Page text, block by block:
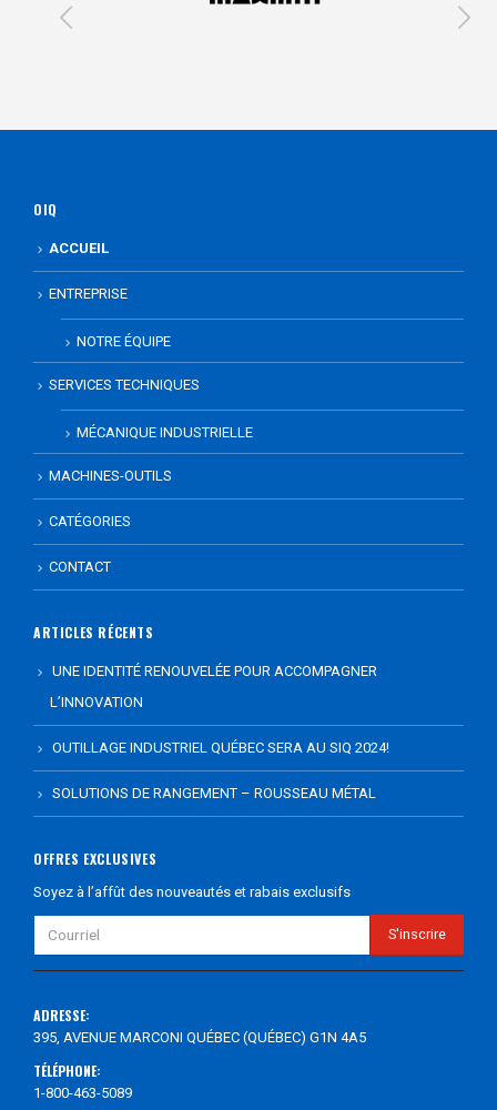
OIQ
ACCUEIL
ENTREPRISE
NOTRE ÉQUIPE
SERVICES TECHNIQUES
MÉCANIQUE INDUSTRIELLE
MACHINES-OUTILS
CATÉGORIES
CONTACT
ARTICLES RÉCENTS
UNE IDENTITÉ RENOUVELÉE POUR ACCOMPAGNER
L’INNOVATION
OUTILLAGE INDUSTRIEL QUÉBEC SERA AU SIQ 2024!
SOLUTIONS DE RANGEMENT – ROUSSEAU MÉTAL
OFFRES EXCLUSIVES
Soyez à l’affût des nouveautés et rabais exclusifs
ADRESSE:
395, AVENUE MARCONI QUÉBEC (QUÉBEC) G1N 4A5
TÉLÉPHONE:
1-800-463-5089